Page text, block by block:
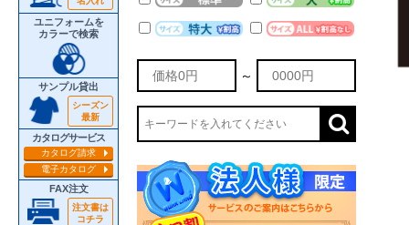
ユニフォームを
カラーで検索
サンプル貸出
シーズン
最新
カタログサービス
カタログ請求
電子カタログ
FAX注文
注文書は
コチラ
～